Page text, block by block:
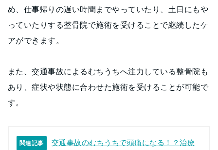
め、仕事帰りの遅い時間までやっていたり、土日にもや
っていたりする整骨院で施術を受けることで継続したケ
アができます。
また、交通事故によるむちうちへ注力している整骨院も
あり、症状や状態に合わせた施術を受けることが可能で
す。
関連記事 交通事故のむちうちで頭痛になる！？治療